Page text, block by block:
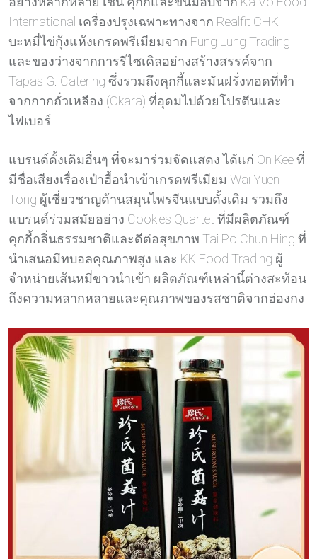
International เครื่องปรุงเฉพาะทางจาก Realfit CHK
บะหมี่ไข่กุ้งแห้งเกรดพรีเมียมจาก Fung Lung Trading
และของว่างจากการรีไซเคิลอย่างสร้างสรรค์จาก
Tapas G. Catering ซึ่งรวมถึงคุกกี้และมันฝรั่งทอดที่ทำ
จากกากถั่วเหลือง (Okara) ที่อุดมไปด้วยโปรตีนและ
ไฟเบอร์
แบรนด์ดั้งเดิมอื่นๆ ที่จะมาร่วมจัดแสดง ได้แก่ On Kee ที่
มีชื่อเสียงเรื่องเป๋าฮื้อนำเข้าเกรดพรีเมียม Wai Yuen
Tong ผู้เชี่ยวชาญด้านสมุนไพรจีนแบบดั้งเดิม รวมถึง
แบรนด์ร่วมสมัยอย่าง Cookies Quartet ที่มีผลิตภัณฑ์
คุกกี้กลิ่นธรรมชาติและดีต่อสุขภาพ Tai Po Chun Hing ที่
นำเสนอมีทบอลคุณภาพสูง และ KK Food Trading ผู้
จำหน่ายเส้นหมี่ขาวนำเข้า ผลิตภัณฑ์เหล่านี้ต่างสะท้อน
ถึงความหลากหลายและคุณภาพของรสชาติจากฮ่องกง